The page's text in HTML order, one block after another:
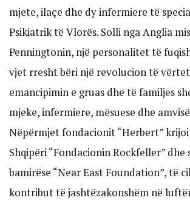
mjete, ilaçe dhe dy infermiere të
Psikiatrik të Vlorës. Solli nga Anglia
Penningtonin, një personalitet të
vjet rresht bëri një revolucion të
emancipimin e gruas dhe të familjes
mjeke, infermiere, mësuese dhe
Nëpërmjet fondacionit “Herbert”
Shqipëri “Fondacionin Rockfeller” dhe
bamirëse “Near East Foundation”, të
kontribut të jashtëzakonshëm në